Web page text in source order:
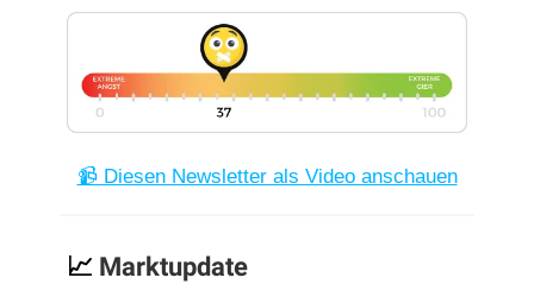
📹 Diesen Newsletter als Video anschauen
📈 Marktupdate